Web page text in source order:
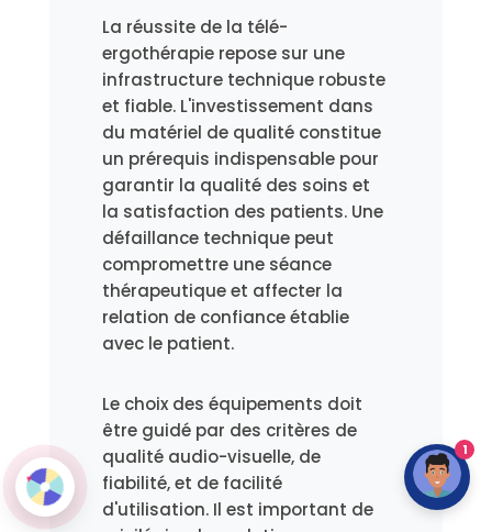
La réussite de la télé-
ergothérapie repose sur une
infrastructure technique robuste
et fiable. L'investissement dans
du matériel de qualité constitue
un prérequis indispensable pour
garantir la qualité des soins et
la satisfaction des patients. Une
défaillance technique peut
compromettre une séance
thérapeutique et affecter la
relation de confiance établie
avec le patient.
Le choix des équipements doit
être guidé par des critères de
qualité audio-visuelle, de
fiabilité, et de facilité
d'utilisation. Il est important de
1